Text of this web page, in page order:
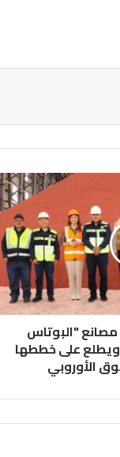
مصانع "البوتاس
ويطلع على خططها
الأوروبي